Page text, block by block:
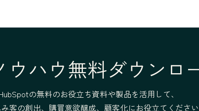
ウハウ無料ダウンロ
の無料のお役立ち資料や製品を活用して、
客の創出、購買意欲醸成、顧客化にお役立てくださ